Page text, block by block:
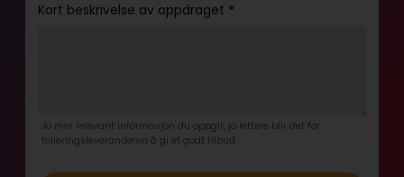
Kort beskrivelse av oppdraget *
Jo mer relevant informasjon du oppgir, jo lettere blir det for
folieringsleverandøren å gi et godt tilbud.